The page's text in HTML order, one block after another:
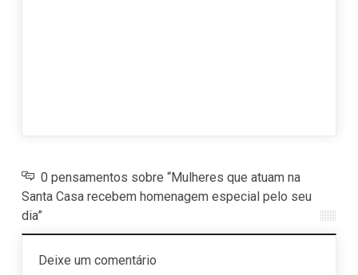
0 pensamentos sobre “Mulheres que atuam na
Santa Casa recebem homenagem especial pelo seu
dia”
Deixe um comentário